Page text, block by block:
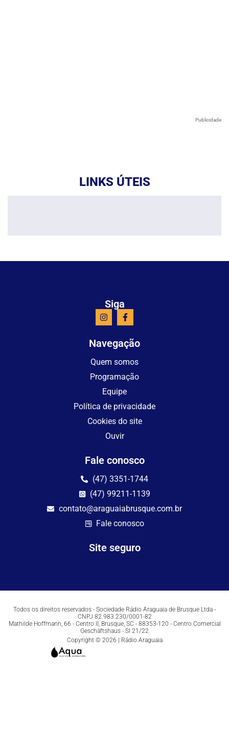
Publicidade
LINKS ÚTEIS
Siga
Navegação
Quem somos
Programação
Equipe
Política de privacidade
Cookies do site
Ouvir
Fale conosco
(47) 3351-1744
(47) 99211-1139
contato@araguaiabrusque.com.br
Fale conosco
Site seguro
Todos os direitos reservados - Sociedade Rádio Araguaia de Brusque Ltda -
CNPJ 82.983.230/0001-82
Mathilde Hoffmann, 66 - Centro II, Brusque, SC - 88353-120 - Centro Comercial
Geschäftshaus - Sl 21/22
Copyright © 2026 | Rádio Araguaia